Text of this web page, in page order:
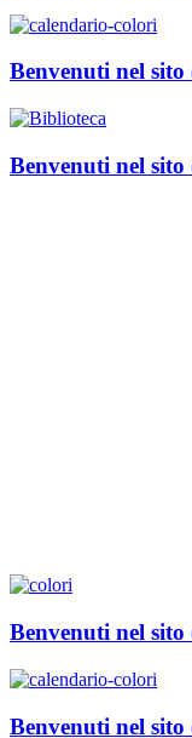
Benvenuti nel sito
Benvenuti nel sito
Benvenuti nel sito
Benvenuti nel sito